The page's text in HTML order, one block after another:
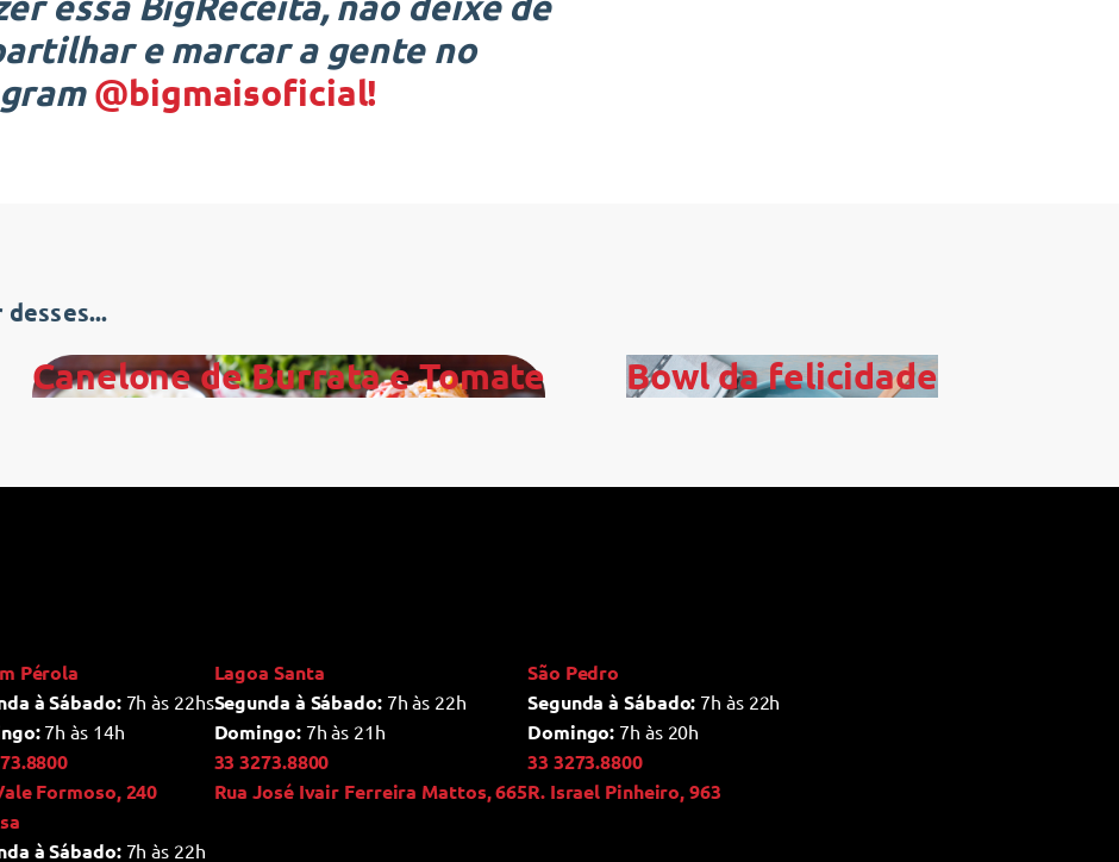
e marcar a gente no
@bigmaisoficial!
Canelone de Burrata e Tomate Bowl da felicidade
Pérola
à Sábado:7h às 22hs
7h às 14h
Formoso, 240
Lagoa Santa
Segunda à Sábado:7h às 22h
Domingo:7h às 21h
33 3273.8800
Rua José Ivair Ferreira Mattos, 665
São Pedro
Segunda à Sábado: 7h às 22h
Domingo: 7h às 20h
33 3273.8800
R. Israel Pinheiro, 963
à Sábado:7h às 22h